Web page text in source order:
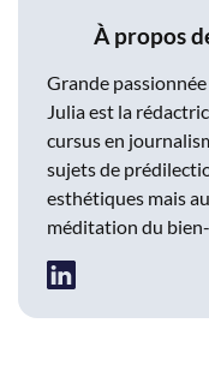
À propos
Grande
Julia est la
cursus en
sujets de
esthétiques mais
méditation du